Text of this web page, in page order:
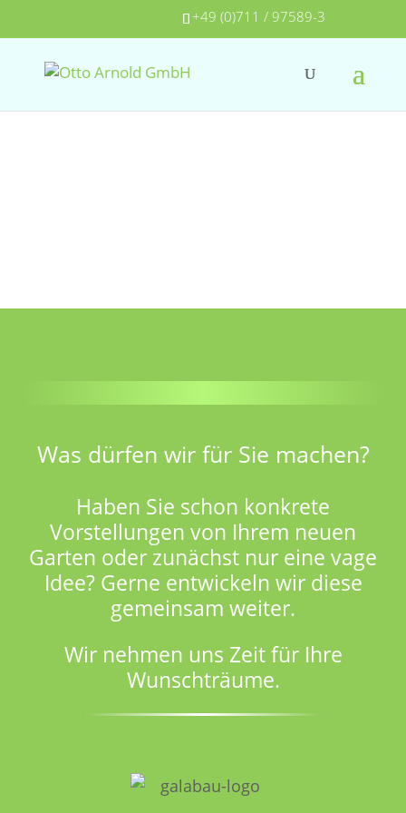
+49 (0)711 / 97589-3
Was dürfen wir für Sie machen?
Haben Sie schon konkrete
Vorstellungen von Ihrem neuen
Garten oder zunächst nur eine vage
Idee? Gerne entwickeln wir diese
gemeinsam weiter.
Wir nehmen uns Zeit für Ihre
Wunschträume.